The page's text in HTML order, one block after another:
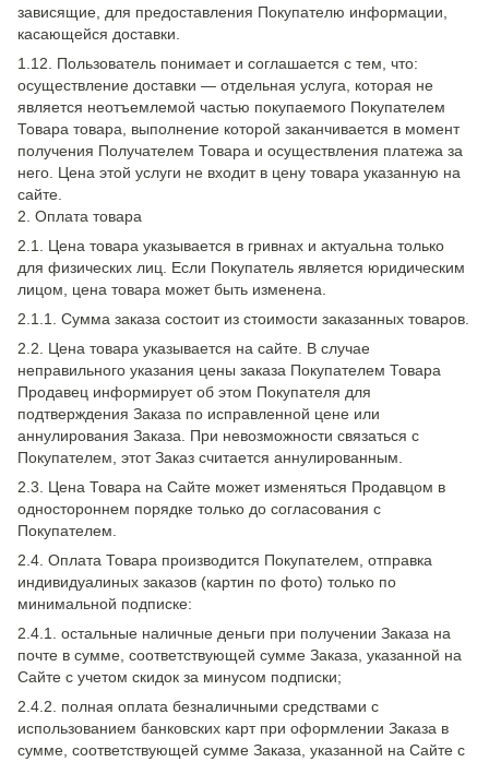
зависящие, для предоставления Покупателю информации,
касающейся доставки.
1.12. Пользователь понимает и соглашается с тем, что:
осуществление доставки — отдельная услуга, которая не
является неотъемлемой частью покупаемого Покупателем
Товара товара, выполнение которой заканчивается в момент
получения Получателем Товара и осуществления платежа за
него. Цена этой услуги не входит в цену товара указанную на
сайте.
2. Оплата товара
2.1. Цена товара указывается в гривнах и актуальна только
для физических лиц. Если Покупатель является юридическим
лицом, цена товара может быть изменена.
2.1.1. Сумма заказа состоит из стоимости заказанных товаров.
2.2. Цена товара указывается на сайте. В случае
неправильного указания цены заказа Покупателем Товара
Продавец информирует об этом Покупателя для
подтверждения Заказа по исправленной цене или
аннулирования Заказа. При невозможности связаться с
Покупателем, этот Заказ считается аннулированным.
2.3. Цена Товара на Сайте может изменяться Продавцом в
одностороннем порядке только до согласования с
Покупателем.
2.4. Оплата Товара производится Покупателем, отправка
индивидуалиных заказов (картин по фото) только по
минимальной подписке:
2.4.1. остальные наличные деньги при получении Заказа на
почте в сумме, соответствующей сумме Заказа, указанной на
Сайте с учетом скидок за минусом подписки;
2.4.2. полная оплата безналичными средствами с
использованием банковских карт при оформлении Заказа в
сумме, соответствующей сумме Заказа, указанной на Сайте с